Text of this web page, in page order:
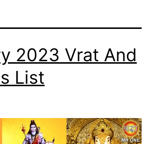
2023 Vrat And
List